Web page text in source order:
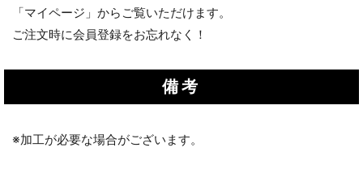
「マイページ」からご覧いただけます。
ご注文時に会員登録をお忘れなく！
備考
※加工が必要な場合がございます。